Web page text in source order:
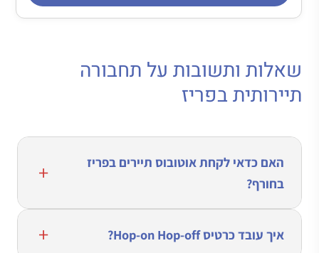
שאלות ותשובות על תחבורה
תיירותית בפריז
האם כדאי לקחת אוטובוס תיירים בפריז
בחורף?
איך עובד כרטיס Hop-on Hop-off?